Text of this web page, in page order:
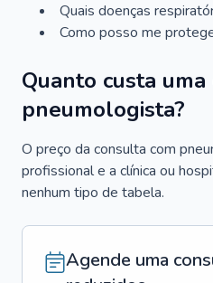
Quais doenças
Como posso me
Quanto custa
pneumologista?
O preço da consulta com
profissional e a clínica ou
nenhum tipo de tabela.
Agende uma